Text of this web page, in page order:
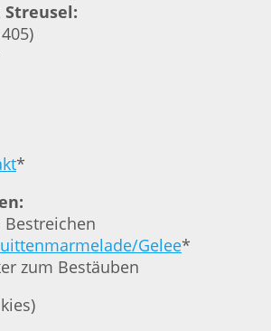
Streusel:
*
Gelee*
zum Bestäuben